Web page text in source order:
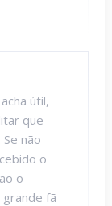
útil,
que
não
o
o
grande fã